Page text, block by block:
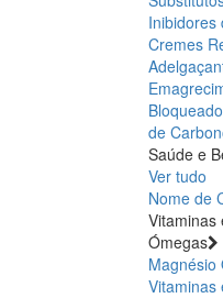
Inibidores
Cremes
de
Saúde e
Ver tudo
Nome de
Vitaminas
Ómegas
Magnésio
Vitaminas